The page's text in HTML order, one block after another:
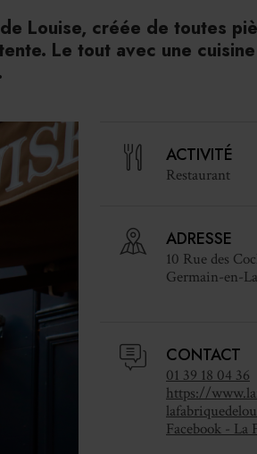
Louise, créée de toutes
Le tout avec une cuisine
ACTIVITÉ
Restaurant
ADRESSE
10 Rue des
Germain-en-
CONTACT
01 39 18 04 36
https://
Facebook - La